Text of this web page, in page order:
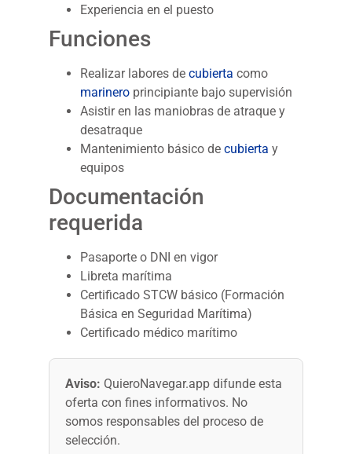
Experiencia en el puesto
Funciones
Realizar labores decubierta como
marinero principiante bajo supervisión
Asistir en las maniobras de atraque y
desatraque
Mantenimiento básico decubierta y
equipos
Documentación
requerida
Pasaporte o DNI en vigor
Libreta marítima
Certificado STCW básico (Formación
Básica en Seguridad Marítima)
Certificado médico marítimo
Aviso: QuieroNavegar.app difunde esta
oferta con fines informativos. No
somos responsables del proceso de
selección.